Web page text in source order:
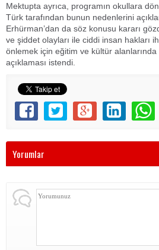
Mektupta ayrıca, programın okullara
Türk tarafından bunun nedenlerini
Erhürman’dan da söz konusu kararı
ve şiddet olayları ile ciddi insan hakları
önlemek için eğitim ve kültür alanlarında
açıklaması istendi.
Yorumlar